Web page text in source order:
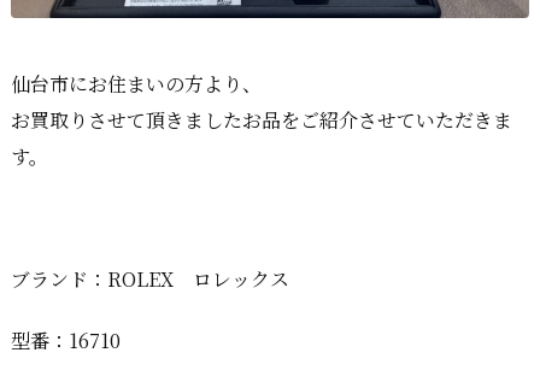
仙台市にお住まいの方より、
お買取りさせて頂きましたお品をご紹介させていただきま
す。
ブランド：ROLEX ロレックス
型番：16710